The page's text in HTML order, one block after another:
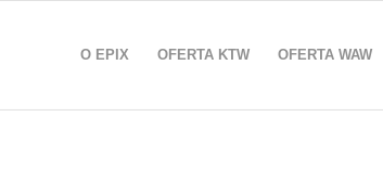
O EPIX OFERTA KTW OFERTA WAW